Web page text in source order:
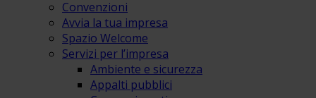
Convenzioni
Avvia la tua impresa
Spazio Welcome
Servizi per l’impresa
Ambiente e sicurezza
Appalti pubblici